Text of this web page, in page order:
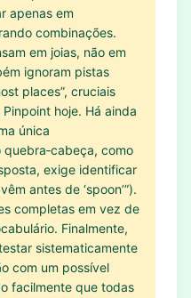
apenas em
combinações.
em joias, não em
ignoram pistas
places”, cruciais
hoje. Há ainda
única
quebra‑cabeça, como
exige identificar
antes de ‘spoon’”).
completas em vez de
Finalmente,
sistematicamente
com um possível
facilmente que todas